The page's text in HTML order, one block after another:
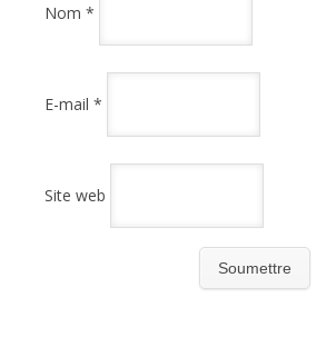
Nom *
E-mail *
Site web